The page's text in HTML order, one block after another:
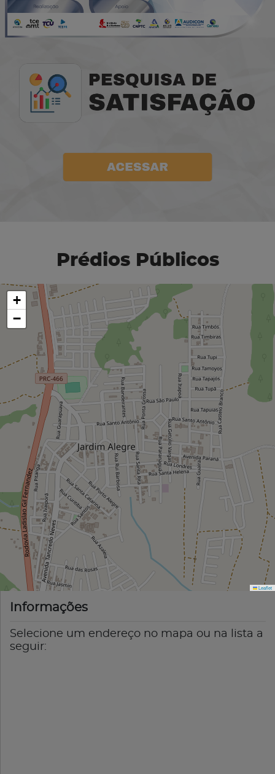
Prédios Públicos
+
−
Leaflet
Informações
Selecione um endereço no mapa ou na lista a
seguir: